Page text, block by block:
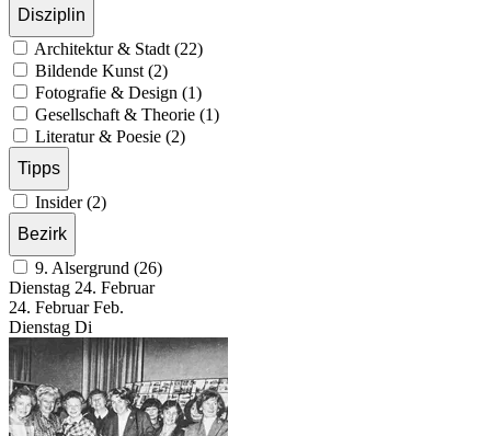
Disziplin
Architektur & Stadt (22)
Bildende Kunst (2)
Fotografie & Design (1)
Gesellschaft & Theorie (1)
Literatur & Poesie (2)
Tipps
Insider (2)
Bezirk
9. Alsergrund (26)
Dienstag 24. Februar
24. Februar Feb.
Dienstag Di